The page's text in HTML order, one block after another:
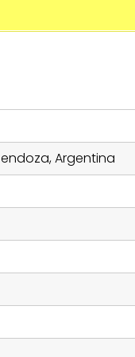
Argentina